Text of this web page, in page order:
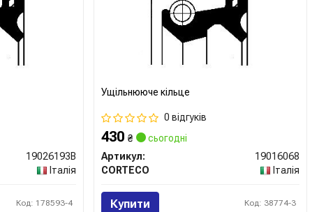
19026193B
Італія
Код: 178593-4
Ущільнююче кільце
0 відгуків
430₴
сьогодні
Артикул:
19016068
CORTECO
Італія
Купити Код: 38774-3